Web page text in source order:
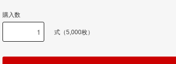
購入数
式（5,000枚）